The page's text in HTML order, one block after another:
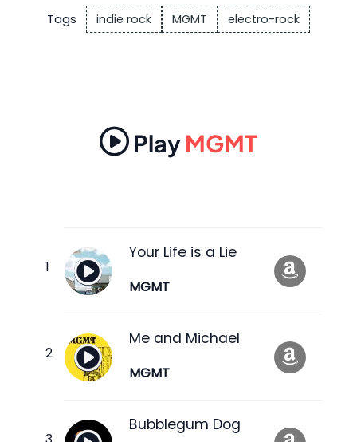
Tags indie rock MGMT electro-rock
PlayMGMT
Your Life is a Lie
MGMT
Me and Michael
MGMT
Bubblegum Dog